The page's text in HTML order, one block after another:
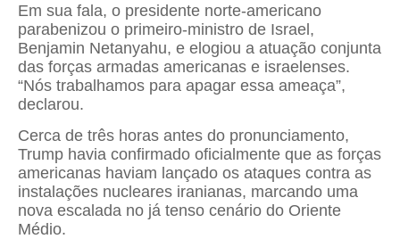
Em sua fala, o presidente norte-americano
parabenizou o primeiro-ministro de Israel,
Benjamin Netanyahu, e elogiou a atuação conjunta
das forças armadas americanas e israelenses.
“Nós trabalhamos para apagar essa ameaça”,
declarou.
Cerca de três horas antes do pronunciamento,
Trump havia confirmado oficialmente que as forças
americanas haviam lançado os ataques contra as
instalações nucleares iranianas, marcando uma
nova escalada no já tenso cenário do Oriente
Médio.